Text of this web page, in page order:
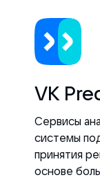
VK
Сервисы
системы
принятия
основе